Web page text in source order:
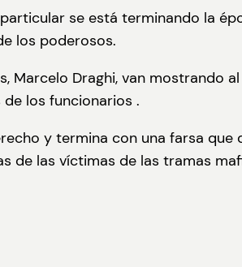
se está terminando la
los poderosos.
Marcelo Draghi, van mostrando
los funcionarios .
y termina con una farsa
de las víctimas de las tramas